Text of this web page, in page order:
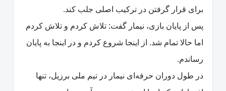
برای قرار گرفتن در ترکیب اصلی جلب کند.
پس از پایان بازی، نیمار گفت: تلاش کردم و تلاش کردم
اما حالا تمام شد. از اینجا شروع کردم و در اینجا به پایان
رساندم.
در طول دوران حرفه‌ای نیمار در تیم ملی برزیل، تنها